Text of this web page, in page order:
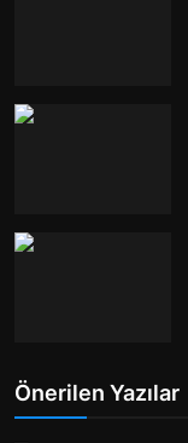
Önerilen Yazılar